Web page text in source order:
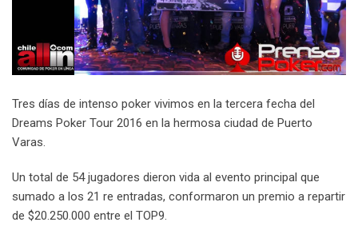
Tres días de intenso poker vivimos en la tercera fecha del
Dreams Poker Tour 2016 en la hermosa ciudad de Puerto
Varas.
Un total de 54 jugadores dieron vida al evento principal que
sumado a los 21 re entradas, conformaron un premio a repartir
de $20.250.000 entre el TOP9.